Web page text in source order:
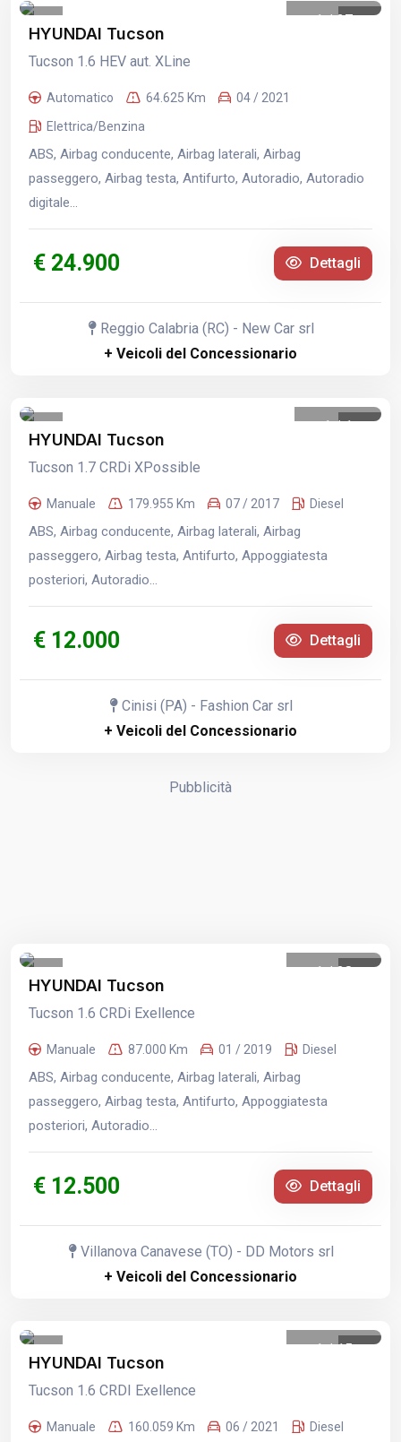
1 /27
HYUNDAI Tucson
Tucson 1.6 HEV aut. XLine
Automatico 64.625 Km
04 / 2021
Elettrica/Benzina
ABS, Airbag conducente, Airbag laterali, Airbag
passeggero, Airbag testa, Antifurto, Autoradio, Autoradio
digitale...
€ 24.900 Dettagli
Reggio Calabria (RC) - New Car srl
+ Veicoli del Concessionario
1 /1
HYUNDAI Tucson
Tucson 1.7 CRDi XPossible
Manuale 179.955 Km 07 / 2017 Diesel
ABS, Airbag conducente, Airbag laterali, Airbag
passeggero, Airbag testa, Antifurto, Appoggiatesta
posteriori, Autoradio...
€ 12.000 Dettagli
Cinisi (PA) - Fashion Car srl
+ Veicoli del Concessionario
Pubblicità
1 /38
HYUNDAI Tucson
Tucson 1.6 CRDi Exellence
Manuale 87.000 Km 01 / 2019 Diesel
ABS, Airbag conducente, Airbag laterali, Airbag
passeggero, Airbag testa, Antifurto, Appoggiatesta
posteriori, Autoradio...
€ 12.500 Dettagli
Villanova Canavese (TO) - DD Motors srl
+ Veicoli del Concessionario
1 /15
HYUNDAI Tucson
Tucson 1.6 CRDI Exellence
Manuale 160.059 Km 06 / 2021 Diesel